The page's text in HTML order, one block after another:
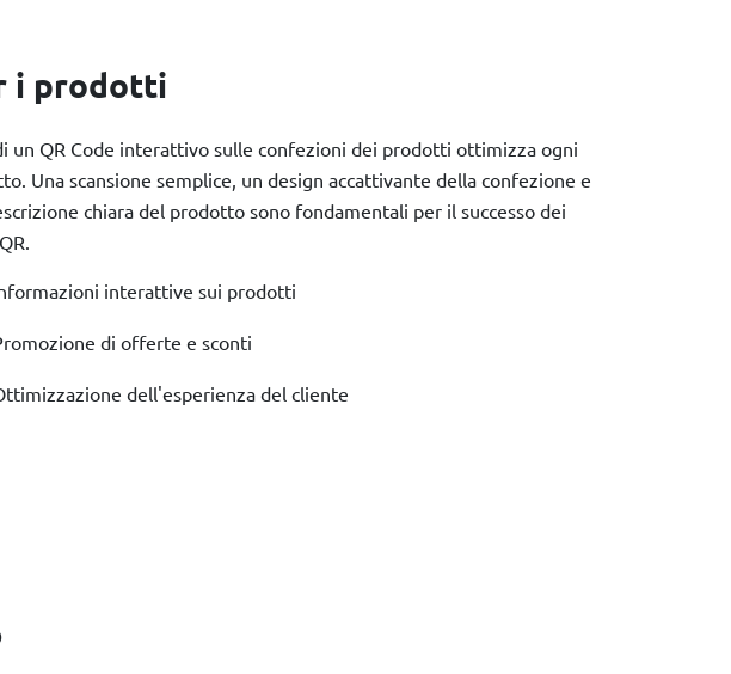
i prodotti
un QR Code interattivo sulle confezioni dei prodotti ottimizza ogni
Una scansione semplice, un design accattivante della confezione e
chiara del prodotto sono fondamentali per il successo dei
interattive sui prodotti
di offerte e sconti
dell'esperienza del cliente